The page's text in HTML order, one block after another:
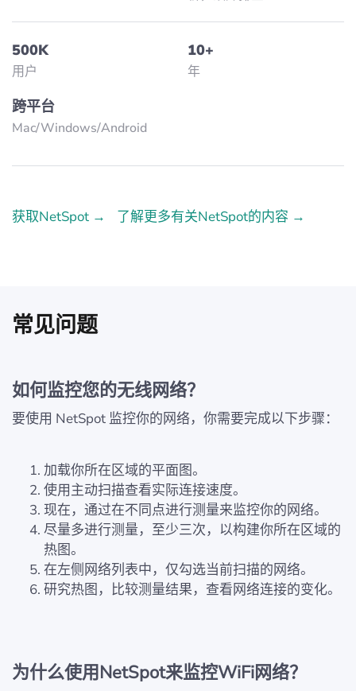
500K
用户
10+
年
跨平台
Mac/Windows/Аndroid
获取NetSpot → 了解更多有关NetSpot的内容 →
常见问题
如何监控您的无线网络？
要使用 NetSpot 监控你的网络，你需要完成以下步骤：
加载你所在区域的平面图。
使用主动扫描查看实际连接速度。
现在，通过在不同点进行测量来监控你的网络。
尽量多进行测量，至少三次，以构建你所在区域的
热图。
在左侧网络列表中，仅勾选当前扫描的网络。
研究热图，比较测量结果，查看网络连接的变化。
为什么使用NetSpot来监控WiFi网络？